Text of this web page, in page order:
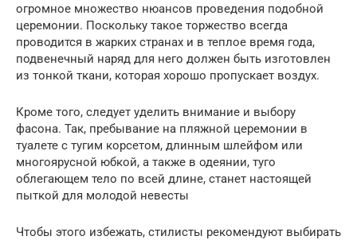
огромное множество нюансов проведения подобной
церемонии. Поскольку такое торжество всегда
проводится в жарких странах и в теплое время года,
подвенечный наряд для него должен быть изготовлен
из тонкой ткани, которая хорошо пропускает воздух.
Кроме того, следует уделить внимание и выбору
фасона. Так, пребывание на пляжной церемонии в
туалете с тугим корсетом, длинным шлейфом или
многоярусной юбкой, а также в одеянии, туго
облегающем тело по всей длине, станет настоящей
пыткой для молодой невесты
Чтобы этого избежать, стилисты рекомендуют выбирать